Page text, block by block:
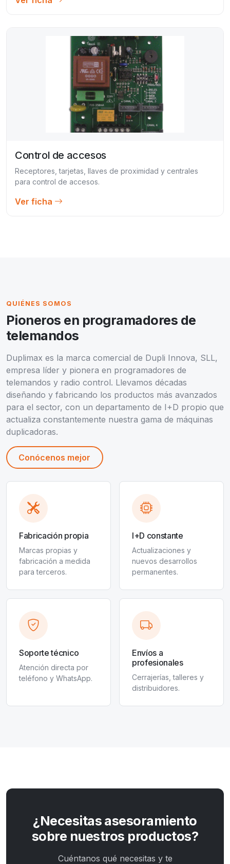
Control de accesos
Receptores, tarjetas, llaves de proximidad y centrales
para control de accesos.
Ver ficha
QUIÉNES SOMOS
Pioneros en programadores de
telemandos
Duplimax es la marca comercial de Dupli Innova, SLL,
empresa líder y pionera en programadores de
telemandos y radio control. Llevamos décadas
diseñando y fabricando los productos más avanzados
para el sector, con un departamento de I+D propio que
actualiza constantemente nuestra gama de máquinas
duplicadoras.
Conócenos mejor
Fabricación propia
Marcas propias y
fabricación a medida
para terceros.
I+D constante
Actualizaciones y
nuevos desarrollos
permanentes.
Soporte técnico
Atención directa por
teléfono y WhatsApp.
Envíos a
profesionales
Cerrajerías, talleres y
distribuidores.
¿Necesitas asesoramiento
sobre nuestros productos?
Cuéntanos qué necesitas y te